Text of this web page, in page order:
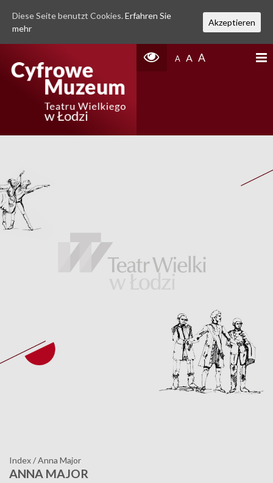
A A A
Index/Anna Major
ANNA MAJOR
Diese Seite benutzt Cookies. Erfahren Sie
mehr
Akzeptieren